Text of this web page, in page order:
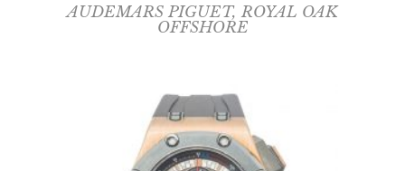
AUDEMARS PIGUET, ROYAL OAK
OFFSHORE